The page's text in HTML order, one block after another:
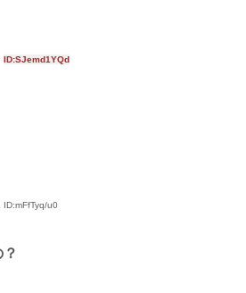
ID:SJemd1YQd
ID:mFfTyq/u0